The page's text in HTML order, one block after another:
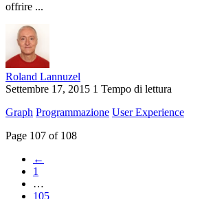
offrire ...
Roland Lannuzel
Settembre 17, 2015 1 Tempo di lettura
Graph Programmazione User Experience
Page 107 of 108
←
1
…
105